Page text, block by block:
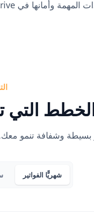
التي
وشفافة تنمو معك.
شهريًّا الفواتير